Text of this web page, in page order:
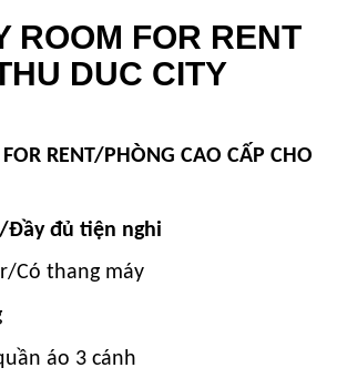
ROOM FOR RENT
DUC CITY
RENT/PHÒNG CAO CẤP CHO
đủ tiện nghi
Có thang máy
áo 3 cánh